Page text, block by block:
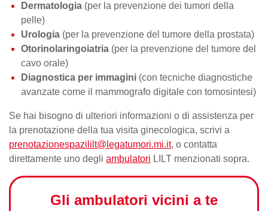
Dermatologia (per la prevenzione dei tumori della
pelle)
Urologia (per la prevenzione del tumore della prostata)
Otorinolaringoiatria (per la prevenzione del tumore del
cavo orale)
Diagnostica per immagini (con tecniche diagnostiche
avanzate come il mammografo digitale con tomosintesi)
Se hai bisogno di ulteriori informazioni o di assistenza per
la prenotazione della tua visita ginecologica, scrivi a
prenotazionespazililt@legatumori.mi.it, o contatta
direttamente uno degli ambulatori LILT menzionati sopra.
Gli ambulatori vicini a te